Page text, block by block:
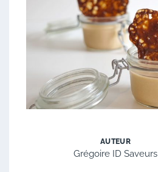
AUTEUR
Grégoire ID Saveurs